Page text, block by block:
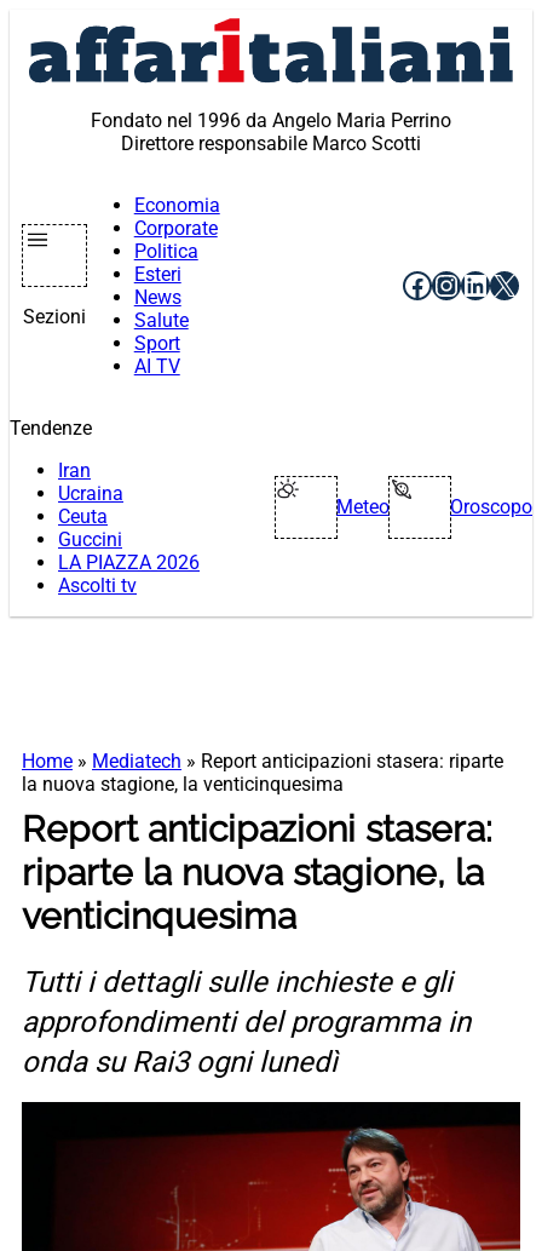
contenuto
Fondato nel 1996 da Angelo Maria Perrino
Direttore responsabile Marco Scotti
Sezioni
Economia
Corporate
Politica
Esteri
News
Salute
Sport
AI TV
Facebook
X
Tendenze
Iran
Ucraina
Ceuta
Guccini
LA PIAZZA 2026
Ascolti tv
Meteo Oroscopo
Home » Mediatech » Report anticipazioni stasera: riparte
la nuova stagione, la venticinquesima
Report anticipazioni stasera:
riparte la nuova stagione, la
venticinquesima
Tutti i dettagli sulle inchieste e gli
approfondimenti del programma in
onda su Rai3 ogni lunedì